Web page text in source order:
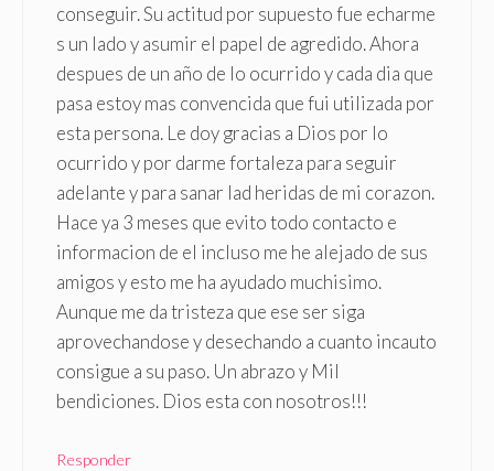
conseguir. Su actitud por supuesto fue echarme
s un lado y asumir el papel de agredido. Ahora
despues de un año de lo ocurrido y cada dia que
pasa estoy mas convencida que fui utilizada por
esta persona. Le doy gracias a Dios por lo
ocurrido y por darme fortaleza para seguir
adelante y para sanar lad heridas de mi corazon.
Hace ya 3 meses que evito todo contacto e
informacion de el incluso me he alejado de sus
amigos y esto me ha ayudado muchisimo.
Aunque me da tristeza que ese ser siga
aprovechandose y desechando a cuanto incauto
consigue a su paso. Un abrazo y Mil
bendiciones. Dios esta con nosotros!!!
Responder